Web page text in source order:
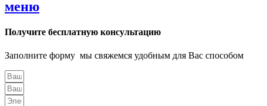
меню
Получите бесплатную консультацию
Заполните форму мы свяжемся удобным для Вас способом